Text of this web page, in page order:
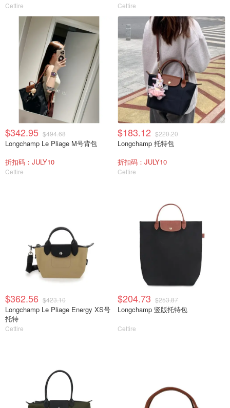
Cettire Cettire
$342.95 $494.68
Longchamp Le Pliage M号背包
折扣码：JULY10
Cettire
$183.12 $220.20
Longchamp 托特包
折扣码：JULY10
Cettire
$362.56 $423.10
Longchamp Le Pliage Energy XS号
托特
Cettire
$204.73 $253.87
Longchamp 竖版托特包
Cettire